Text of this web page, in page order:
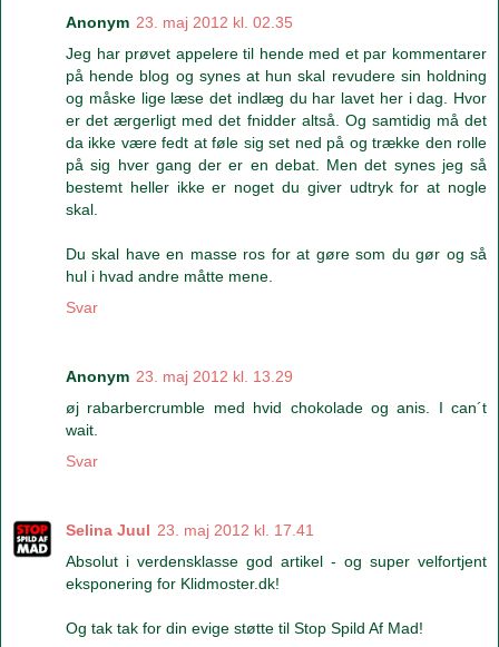
Anonym 23. maj 2012 kl. 02.35
Jeg har prøvet appelere til hende med et par kommentarer
på hende blog og synes at hun skal revudere sin holdning
og måske lige læse det indlæg du har lavet her i dag. Hvor
er det ærgerligt med det fnidder altså. Og samtidig må det
da ikke være fedt at føle sig set ned på og trække den rolle
på sig hver gang der er en debat. Men det synes jeg så
bestemt heller ikke er noget du giver udtryk for at nogle
skal.
Du skal have en masse ros for at gøre som du gør og så
hul i hvad andre måtte mene.
Svar
Anonym 23. maj 2012 kl. 13.29
øj rabarbercrumble med hvid chokolade og anis. I can´t
wait.
Svar
Selina Juul 23. maj 2012 kl. 17.41
Absolut i verdensklasse god artikel - og super velfortjent
eksponering for Klidmoster.dk!
Og tak tak for din evige støtte til Stop Spild Af Mad!